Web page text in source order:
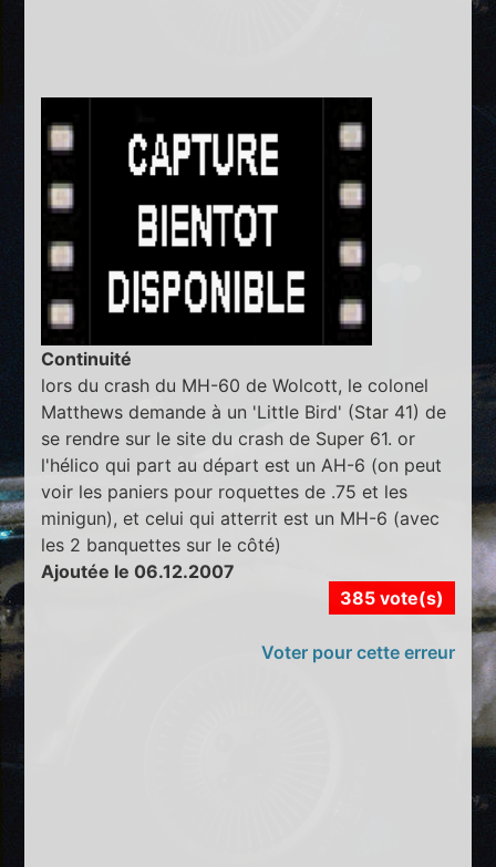
Continuité
lors du crash du MH-60 de Wolcott, le colonel
Matthews demande à un 'Little Bird' (Star 41) de
se rendre sur le site du crash de Super 61. or
l'hélico qui part au départ est un AH-6 (on peut
voir les paniers pour roquettes de .75 et les
minigun), et celui qui atterrit est un MH-6 (avec
les 2 banquettes sur le côté)
Ajoutée le 06.12.2007
385 vote(s)
Voter pour cette erreur